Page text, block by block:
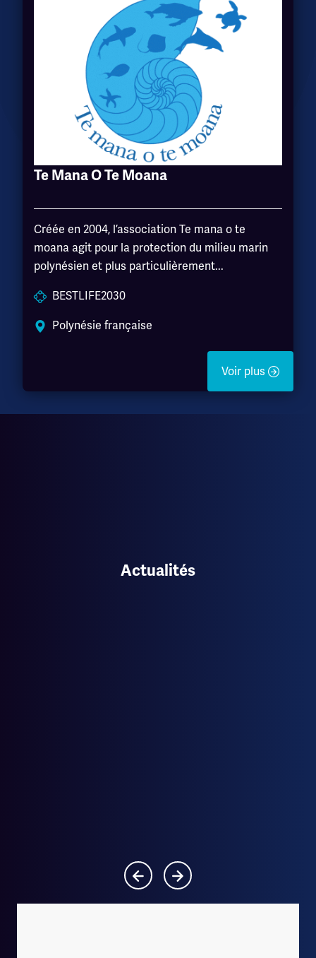
Te Mana O Te Moana
Créée en 2004, l’association Te mana o te
moana agit pour la protection du milieu marin
polynésien et plus particulièrement...
BESTLIFE2030
Polynésie française
Voir plus
Actualités